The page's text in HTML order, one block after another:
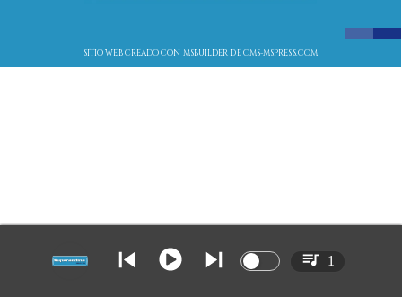
SITIO WEB CREADO CON MSBUILDER DE CMS-MSPRESS.COM
1